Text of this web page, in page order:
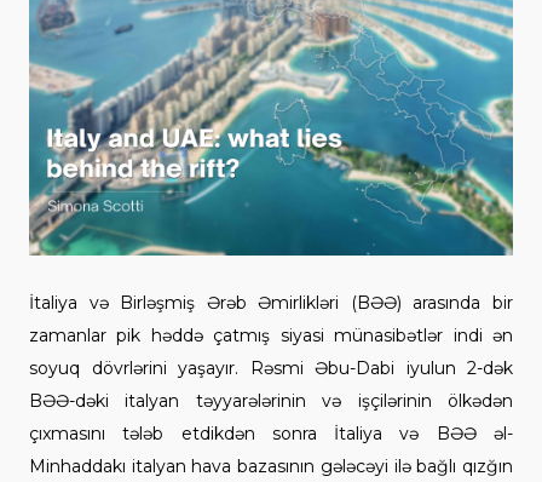
İtaliya və Birləşmiş Ərəb Əmirlikləri (BƏƏ) arasında bir
zamanlar pik həddə çatmış siyasi münasibətlər indi ən
soyuq dövrlərini yaşayır. Rəsmi Əbu-Dabi iyulun 2-dək
BƏƏ-dəki italyan təyyarələrinin və işçilərinin ölkədən
çıxmasını tələb etdikdən sonra İtaliya və BƏƏ əl-
Minhaddakı italyan hava bazasının gələcəyi ilə bağlı qızğın